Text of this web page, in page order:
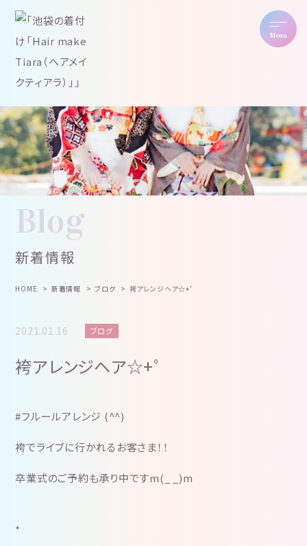
Menu
Blog
新着情報
HOME 新着情報 ブログ 袴アレンジヘア☆+゜
2021.01.16 ブログ
袴アレンジヘア☆+゜
#フルールアレンジ (^^)
袴でライブに行かれるお客さま！！
卒業式のご予約も承り中ですm(_ _)m
*